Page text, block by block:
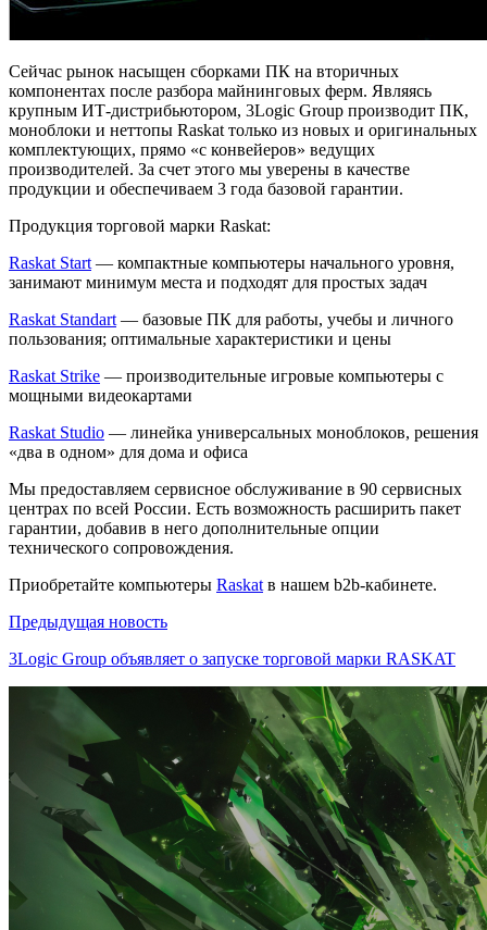
Сейчас рынок насыщен сборками ПК на вторичных
компонентах после разбора майнинговых ферм. Являясь
крупным ИТ-дистрибьютором, 3Logic Group производит ПК,
моноблоки и неттопы Raskat только из новых и оригинальных
комплектующих, прямо «с конвейеров» ведущих
производителей. За счет этого мы уверены в качестве
продукции и обеспечиваем 3 года базовой гарантии.
Продукция торговой марки Raskat:
Raskat Start ― компактные компьютеры начального уровня,
занимают минимум места и подходят для простых задач
Raskat Standart ― базовые ПК для работы, учебы и личного
пользования; оптимальные характеристики и цены
Raskat Strike ― производительные игровые компьютеры с
мощными видеокартами
Raskat Studio ― линейка универсальных моноблоков, решения
«два в одном» для дома и офиса
Мы предоставляем сервисное обслуживание в 90 сервисных
центрах по всей России. Есть возможность расширить пакет
гарантии, добавив в него дополнительные опции
технического сопровождения.
Приобретайте компьютеры Raskat в нашем b2b-кабинете.
Предыдущая новость
3Logic Group объявляет о запуске торговой марки RASKAT